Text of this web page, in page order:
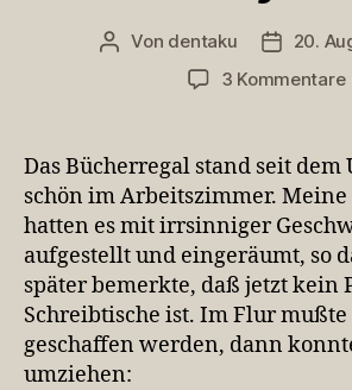
Beitragsautor
Von dentaku
20.
3 Kommentarezu
Das Bücherregal stand seit dem
schön im Arbeitszimmer.
hatten es mit irrsinniger
aufgestellt und eingeräumt, so
später bemerkte, daß jetzt kein
Schreibtische ist. Im Flur
geschaffen werden, dann
umziehen: